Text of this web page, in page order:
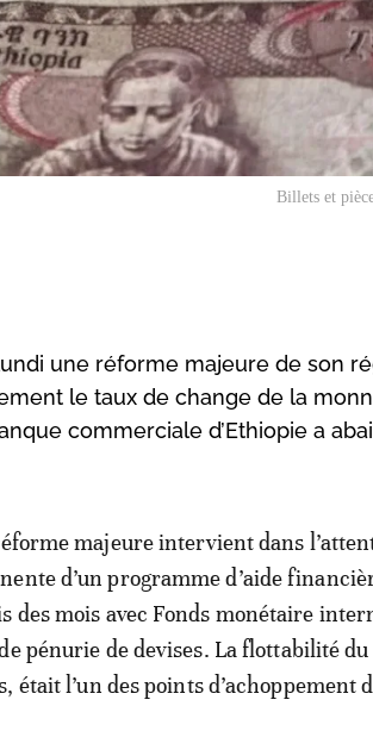
Billets et
une réforme majeure de son
le taux de change de la
commerciale d’Ethiopie a
majeure intervient dans
d’un programme d’aide
des mois avec Fonds monétaire
pénurie de devises. La flottabilité
était l’un des points d’achoppement